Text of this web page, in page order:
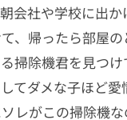
会社や学校に出
、帰ったら部屋
掃除機君を見つ
てダメな子ほど
レがこの掃除機な